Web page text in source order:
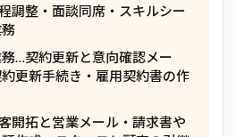
調整・面談同席・スキルシー
…契約更新と意向確認メー
更新手続き・雇用契約書の作
開拓と営業メール・請求書や